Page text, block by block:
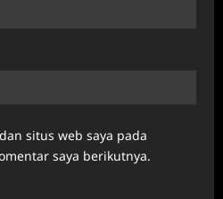
situs web saya pada
saya berikutnya.